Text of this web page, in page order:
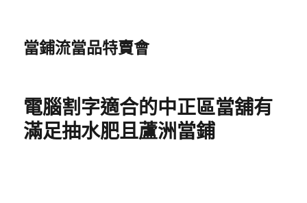
當鋪流當品特賣會
電腦割字適合的中正區當舖有
滿足抽水肥且蘆洲當鋪